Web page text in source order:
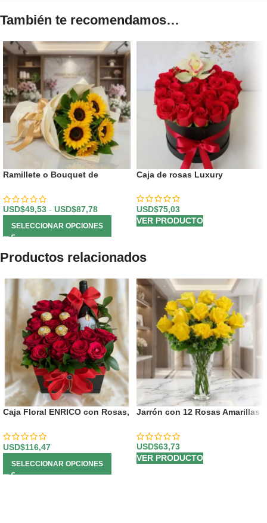
También te recomendamos…
Ramillete o Bouquet de
USD$49,53 - USD$87,78
SELECCIONAR OPCIONES
Caja de rosas Luxury
USD$75,03
VER PRODUCTO
Productos relacionados
Caja Floral ENRICO con Rosas,
USD$116,47
SELECCIONAR OPCIONES
Jarrón con 12 Rosas Amarillas
USD$63,73
VER PRODUCTO